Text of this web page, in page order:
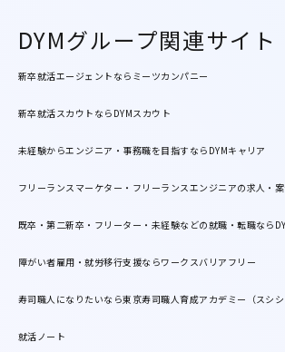
DYMグループ関連サイト
新卒就活エージェントならミーツカンパニー
新卒就活スカウトならDYMスカウト
未経験からエンジニア・事務職を目指すならDYMキャリア
フリーランスマーケター・フリーランスエンジニアの求人・
既卒・第二新卒・フリーター・未経験などの就職・転職なら
障がい者雇用・就労移行支援ならワークスバリアフリー
寿司職人になりたいなら東京寿司職人育成アカデミー（スシシ
就活ノート